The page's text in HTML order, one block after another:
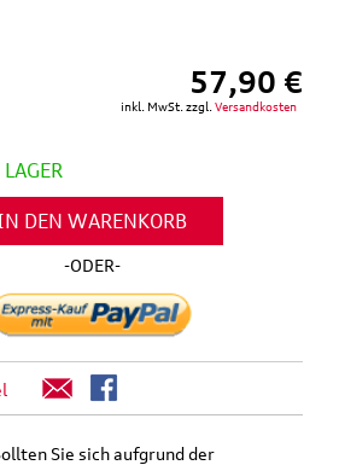
57,90 €
inkl. MwSt. zzgl. Versandkosten
DEN WARENKORB
-ODER-
Sie sich aufgrund der